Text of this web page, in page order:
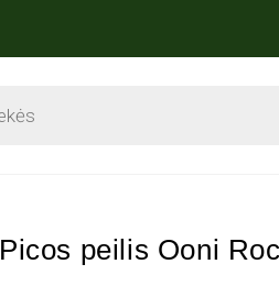
Picos peilis Ooni